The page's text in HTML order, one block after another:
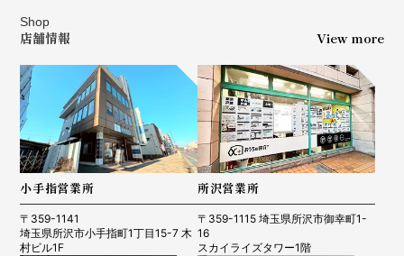
Shop
店舗情報 View more
小手指営業所
〒359-1141
埼玉県所沢市小手指町1丁目15-7 木
村ビル1F
所沢営業所
〒359-1115 埼玉県所沢市御幸町1-
16
スカイライズタワー1階